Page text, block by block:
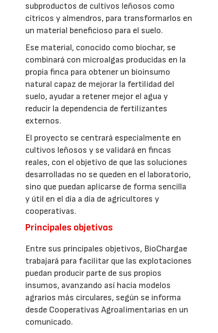
subproductos de cultivos leñosos como
cítricos y almendros, para transformarlos en
un material beneficioso para el suelo.
Ese material, conocido como biochar, se
combinará con microalgas producidas en la
propia finca para obtener un bioinsumo
natural capaz de mejorar la fertilidad del
suelo, ayudar a retener mejor el agua y
reducir la dependencia de fertilizantes
externos.
El proyecto se centrará especialmente en
cultivos leñosos y se validará en fincas
reales, con el objetivo de que las soluciones
desarrolladas no se queden en el laboratorio,
sino que puedan aplicarse de forma sencilla
y útil en el día a día de agricultores y
cooperativas.
Principales objetivos
Entre sus principales objetivos, BioChargae
trabajará para facilitar que las explotaciones
puedan producir parte de sus propios
insumos, avanzando así hacia modelos
agrarios más circulares, según se informa
desde Cooperativas Agroalimentarias en un
comunicado.